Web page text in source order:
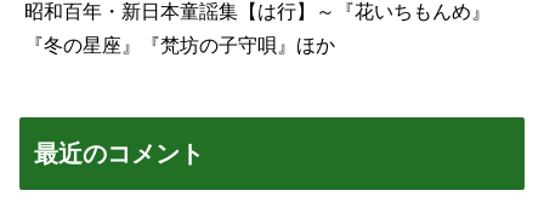
昭和百年・新日本童謡集【は行】～『花いちもんめ』
『冬の星座』『梵坊の子守唄』ほか
最近のコメント